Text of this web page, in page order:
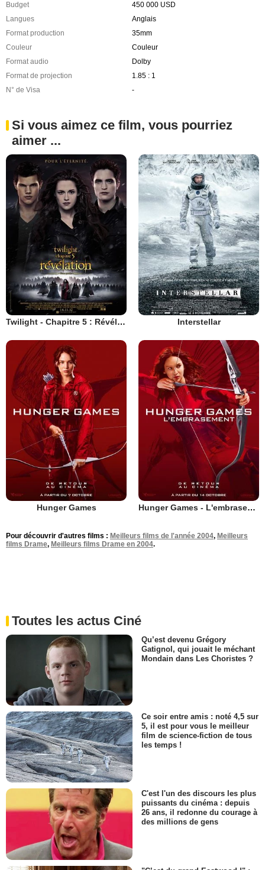
Budget
450 000 USD
Langues
Anglais
Format production
35mm
Couleur
Couleur
Format audio
Dolby
Format de projection
1.85 : 1
N° de Visa
-
Si vous aimez ce film, vous pourriez
aimer ...
Twilight - Chapitre 5 : Révélation 2e partie Interstellar
Hunger Games Hunger Games - L'embrasement
Pour découvrir d'autres films : Meilleurs films de l'année 2004, Meilleurs
films Drame, Meilleurs films Drame en 2004.
Toutes les actus Ciné
Qu’est devenu Grégory
Gatignol, qui jouait le méchant
Mondain dans Les Choristes ?
Ce soir entre amis : noté 4,5 sur
5, il est pour vous le meilleur
film de science-fiction de tous
les temps !
C'est l'un des discours les plus
puissants du cinéma : depuis
26 ans, il redonne du courage à
des millions de gens